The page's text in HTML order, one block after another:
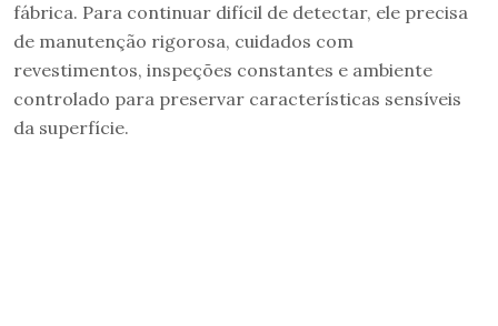
fábrica. Para continuar difícil de detectar, ele precisa
de manutenção rigorosa, cuidados com
revestimentos, inspeções constantes e ambiente
controlado para preservar características sensíveis
da superfície.